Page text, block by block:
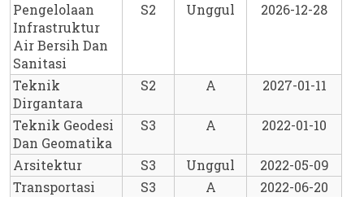
Pengelolaan
Infrastruktur
Air Bersih Dan
Sanitasi
S2 Unggul 2026-12-28
Teknik
Dirgantara
S2 A 2027-01-11
Teknik Geodesi
Dan Geomatika
S3 A 2022-01-10
Arsitektur S3 Unggul
2022-05-09
Transportasi
S3 A
2022-06-20